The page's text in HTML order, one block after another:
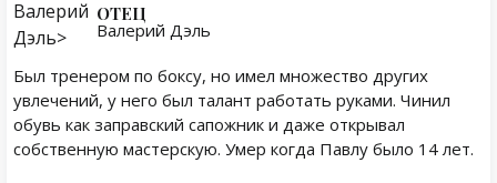
ОТЕЦ
Валерий Дэль
Был тренером по боксу, но имел множество других
увлечений, у него был талант работать руками. Чинил
обувь как заправский сапожник и даже открывал
собственную мастерскую. Умер когда Павлу было 14 лет.